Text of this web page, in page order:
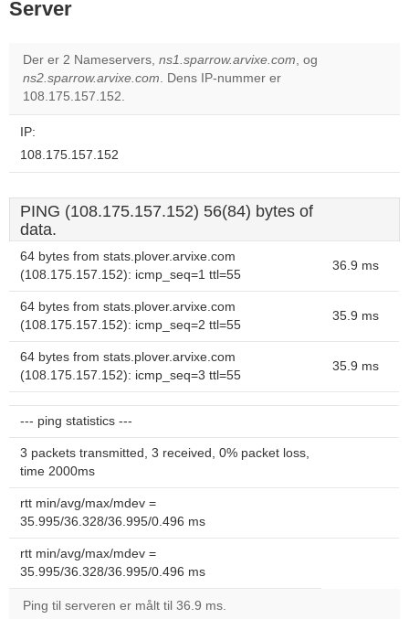
Server
Der er 2 Nameservers, ns1.sparrow.arvixe.com, og
ns2.sparrow.arvixe.com. Dens IP-nummer er
108.175.157.152.
IP:
108.175.157.152
PING (108.175.157.152) 56(84) bytes of
data.
64 bytes from stats.plover.arvixe.com
(108.175.157.152): icmp_seq=1 ttl=55
36.9 ms
64 bytes from stats.plover.arvixe.com
(108.175.157.152): icmp_seq=2 ttl=55
35.9 ms
64 bytes from stats.plover.arvixe.com
(108.175.157.152): icmp_seq=3 ttl=55
35.9 ms
--- ping statistics ---
3 packets transmitted, 3 received, 0% packet loss,
time 2000ms
rtt min/avg/max/mdev =
35.995/36.328/36.995/0.496 ms
rtt min/avg/max/mdev =
35.995/36.328/36.995/0.496 ms
Ping til serveren er målt til 36.9 ms.